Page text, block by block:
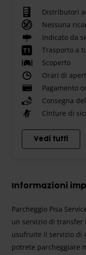
Distributori
Nessuna
Indicato da
Trasporto a
Scoperto
Orari di
Pagamento
Consegna
Cinture di
Vedi tutti
Informazioni
Parcheggio Pisa
un servizio di transfer
usufruite il servizio di
potrete parcheggiare